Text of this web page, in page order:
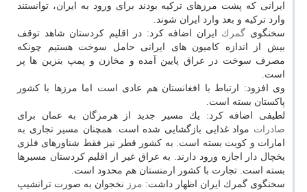
ایرانی كه پشت مرزهای تركیه بودند برای ورود به ایران، توانستند
وارد تركیه و بعد وارد ایران شوند.
سخنگوی گمرك ایران اضافه كرد: در اقلیم كردستان شاهد توقف
بیش از اندازه كامیون های ایرانی حامل سوخت هستیم چونكه
مصرف سوخت در عراق پایین آمده و مخازن و پمپ بنزین ها پر
است.
وی افزود: ارتباط با افغانستان هم عادی است اما مرزها با كشور
پاكستان بسته است.
لطیفی اضافه كرد: یك مسیر جدید از هرمزگان به عمان برای
صادرات مواد غذایی بازگشایی شده است. همچنان مسیر تجاری به
امارات و كویت بسته است. به كشور قطر نیز فقط شناورهای فلزی
یخچال دار اجازه ورود دارند. به عراق غیر از اقلیم كردستان مسیرها
بسته است. تجارت با كشور ارمنستان هم محدود است.
سخنگوی گمرك ایران اظهار داشت: مرز نخجوان به صورت ترانشیپ